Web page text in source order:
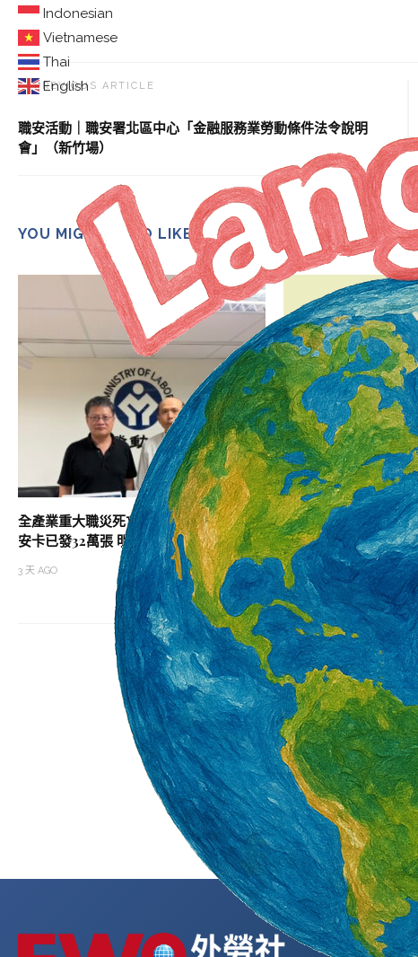
Indonesian
Vietnamese
Thai
English
PREVIOUS ARTICLE
職安活動｜職安署北區中心「金融服務業勞動條件法令說明
會」（新竹場）
YOU MIGHT ALSO LIKE
全產業重大職災死亡降2成 營造業增加 職
安卡已發32萬張 明年7月全面強制入場
3 天 AGO
職能培力｜115年度第
220小時職能訓練評
1 週 AGO